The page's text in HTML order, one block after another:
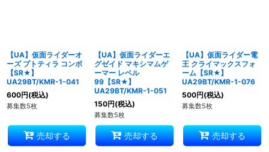
【UA】仮面ライダーオ
ーズ プトティラ コンボ
【SR★】
UA29BT/KMR-1-041
600円(税込)
募集数5枚
売却する
【UA】仮面ライダーエ
グゼイド マキシマムゲ
ーマー レベル
99【SR★】
UA29BT/KMR-1-051
150円(税込)
募集数5枚
売却する
【UA】仮面ライダー電
王 クライマックスフォ
ーム【SR★】
UA29BT/KMR-1-076
500円(税込)
募集数5枚
売却する